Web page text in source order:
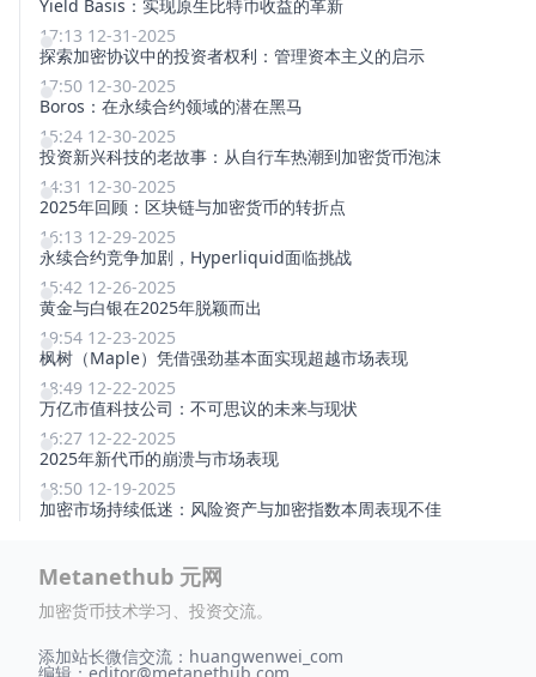
Yield Basis：实现原生比特币收益的革新
17:13 12-31-2025
探索加密协议中的投资者权利：管理资本主义的启示
17:50 12-30-2025
Boros：在永续合约领域的潜在黑马
15:24 12-30-2025
投资新兴科技的老故事：从自行车热潮到加密货币泡沫
14:31 12-30-2025
2025年回顾：区块链与加密货币的转折点
16:13 12-29-2025
永续合约竞争加剧，Hyperliquid面临挑战
15:42 12-26-2025
黄金与白银在2025年脱颖而出
19:54 12-23-2025
枫树（Maple）凭借强劲基本面实现超越市场表现
18:49 12-22-2025
万亿市值科技公司：不可思议的未来与现状
16:27 12-22-2025
2025年新代币的崩溃与市场表现
18:50 12-19-2025
加密市场持续低迷：风险资产与加密指数本周表现不佳
Metanethub 元网
加密货币技术学习、投资交流。
添加站长微信交流：huangwenwei_com